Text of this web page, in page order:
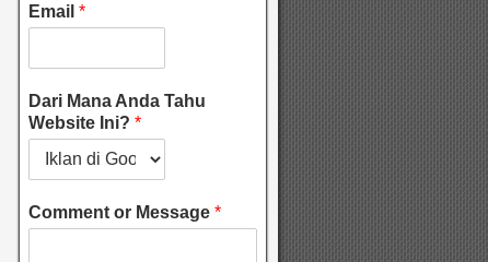
Email *
Dari Mana Anda Tahu
Website Ini? *
Comment or Message *